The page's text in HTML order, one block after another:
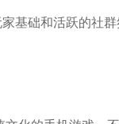
基础和活跃的社